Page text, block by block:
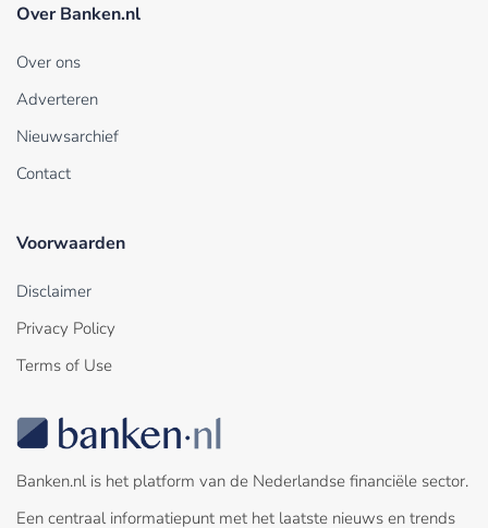
Over Banken.nl
Over ons
Adverteren
Nieuwsarchief
Contact
Voorwaarden
Disclaimer
Privacy Policy
Terms of Use
Banken.nl is het platform van de Nederlandse financiële sector.
Een centraal informatiepunt met het laatste nieuws en trends